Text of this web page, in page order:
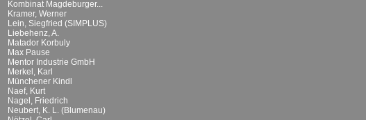
Kombinat Magdeburger...
Kramer, Werner
Lein, Siegfried (SIMPLUS)
Liebehenz, A.
Matador Korbuly
Max Pause
Mentor Industrie GmbH
Merkel, Karl
Münchener Kindl
Naef, Kurt
Nagel, Friedrich
Neubert, K. L. (Blumenau)